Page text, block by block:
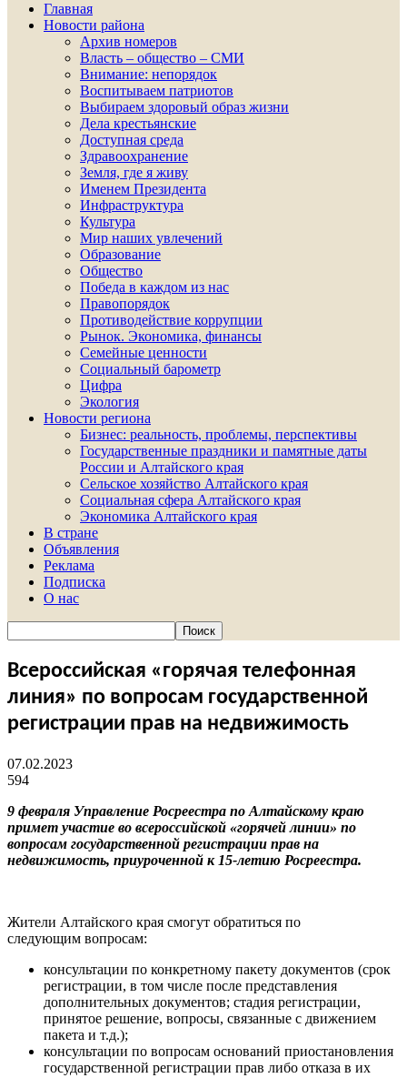
Главная
Новости района
Архив номеров
Власть – общество – СМИ
Внимание: непорядок
Воспитываем патриотов
Выбираем здоровый образ жизни
Дела крестьянские
Доступная среда
Здравоохранение
Земля, где я живу
Именем Президента
Инфраструктура
Культура
Мир наших увлечений
Образование
Общество
Победа в каждом из нас
Правопорядок
Противодействие коррупции
Рынок. Экономика, финансы
Семейные ценности
Социальный барометр
Цифра
Экология
Новости региона
Бизнес: реальность, проблемы, перспективы
Государственные праздники и памятные даты
России и Алтайского края
Сельское хозяйство Алтайского края
Социальная сфера Алтайского края
Экономика Алтайского края
В стране
Объявления
Реклама
Подписка
О нас
Всероссийская «горячая телефонная
линия» по вопросам государственной
регистрации прав на недвижимость
07.02.2023
594
9 февраля Управление Росреестра по Алтайскому краю
примет участие во всероссийской «горячей линии» по
вопросам государственной регистрации прав на
недвижимость, приуроченной к 15-летию Росреестра.
Жители Алтайского края смогут обратиться по
следующим вопросам:
консультации по конкретному пакету документов (срок
регистрации, в том числе после представления
дополнительных документов; стадия регистрации,
принятое решение, вопросы, связанные с движением
пакета и т.д.);
консультации по вопросам оснований приостановления
государственной регистрации прав либо отказа в их